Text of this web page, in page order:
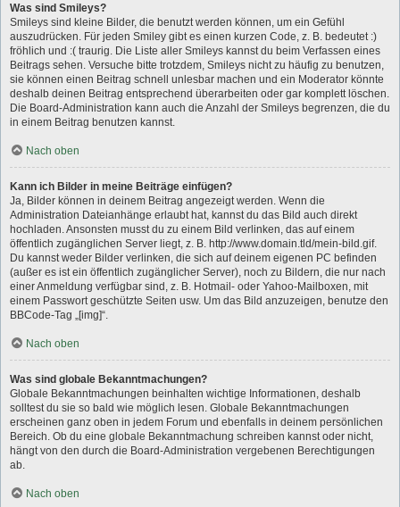
Was sind Smileys?
Smileys sind kleine Bilder, die benutzt werden können, um ein Gefühl
auszudrücken. Für jeden Smiley gibt es einen kurzen Code, z. B. bedeutet :)
fröhlich und :( traurig. Die Liste aller Smileys kannst du beim Verfassen eines
Beitrags sehen. Versuche bitte trotzdem, Smileys nicht zu häufig zu benutzen,
sie können einen Beitrag schnell unlesbar machen und ein Moderator könnte
deshalb deinen Beitrag entsprechend überarbeiten oder gar komplett löschen.
Die Board-Administration kann auch die Anzahl der Smileys begrenzen, die du
in einem Beitrag benutzen kannst.
Nach oben
Kann ich Bilder in meine Beiträge einfügen?
Ja, Bilder können in deinem Beitrag angezeigt werden. Wenn die
Administration Dateianhänge erlaubt hat, kannst du das Bild auch direkt
hochladen. Ansonsten musst du zu einem Bild verlinken, das auf einem
öffentlich zugänglichen Server liegt, z. B. http://www.domain.tld/mein-bild.gif.
Du kannst weder Bilder verlinken, die sich auf deinem eigenen PC befinden
(außer es ist ein öffentlich zugänglicher Server), noch zu Bildern, die nur nach
einer Anmeldung verfügbar sind, z. B. Hotmail- oder Yahoo-Mailboxen, mit
einem Passwort geschützte Seiten usw. Um das Bild anzuzeigen, benutze den
BBCode-Tag „[img]“.
Nach oben
Was sind globale Bekanntmachungen?
Globale Bekanntmachungen beinhalten wichtige Informationen, deshalb
solltest du sie so bald wie möglich lesen. Globale Bekanntmachungen
erscheinen ganz oben in jedem Forum und ebenfalls in deinem persönlichen
Bereich. Ob du eine globale Bekanntmachung schreiben kannst oder nicht,
hängt von den durch die Board-Administration vergebenen Berechtigungen
ab.
Nach oben